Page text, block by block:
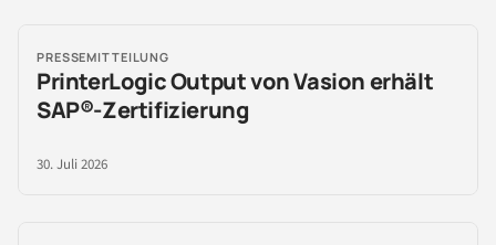
PRESSEMITTEILUNG
PrinterLogic Output von Vasion erhält
SAP®-Zertifizierung
30. Juli 2026